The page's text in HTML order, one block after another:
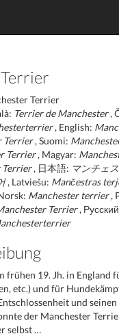
Terrier
Terrier de Manchester,
, English:
Terrier, Suomi:
Terrier, Magyar:
Terrier, 日本語: マンチェ
, Latviešu: Mančestras
Manchester terrier,
Terrier,
frühen 19. Jh. in England
etc.) und für
und seinen
der Manchester
selbst …